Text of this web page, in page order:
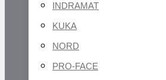
INDRAMAT
KUKA
NORD
PRO-FACE